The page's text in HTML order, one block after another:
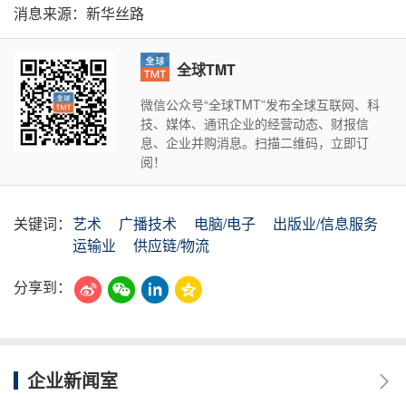
消息来源：新华丝路
全球TMT
微信公众号“全球TMT”发布全球互联网、科
技、媒体、通讯企业的经营动态、财报信
息、企业并购消息。扫描二维码，立即订
阅！
关键词： 艺术 广播技术 电脑/电子
出版业/信息服务
运输业
供应链/物流
分享到：
企业新闻室